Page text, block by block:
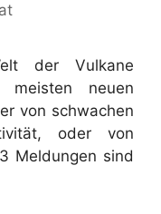
der Vulkane
neuen
von schwachen
oder von
Meldungen sind